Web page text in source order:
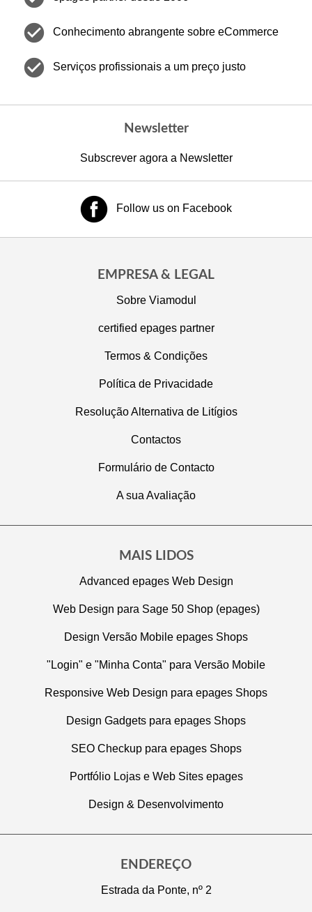
check_circle Conhecimento abrangente sobre eCommerce
check_circle Serviços profissionais a um preço justo
Newsletter
Subscrever agora a Newsletter
Follow us on Facebook
EMPRESA & LEGAL
Sobre Viamodul
certified epages partner
Termos & Condições
Política de Privacidade
Resolução Alternativa de Litígios
Contactos
Formulário de Contacto
A sua Avaliação
MAIS LIDOS
Advanced epages Web Design
Web Design para Sage 50 Shop (epages)
Design Versão Mobile epages Shops
"Login" e "Minha Conta" para Versão Mobile
Responsive Web Design para epages Shops
Design Gadgets para epages Shops
SEO Checkup para epages Shops
Portfólio Lojas e Web Sites epages
Design & Desenvolvimento
ENDEREÇO
Estrada da Ponte, nº 2